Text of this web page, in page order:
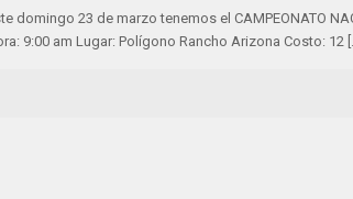
domingo 23 de marzo tenemos el CAMPEONATO
9:00 am Lugar: Polígono Rancho Arizona Costo: 12